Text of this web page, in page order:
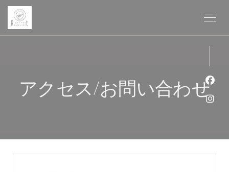
クッキー利用の管理について
アクセス/お問い合わせ